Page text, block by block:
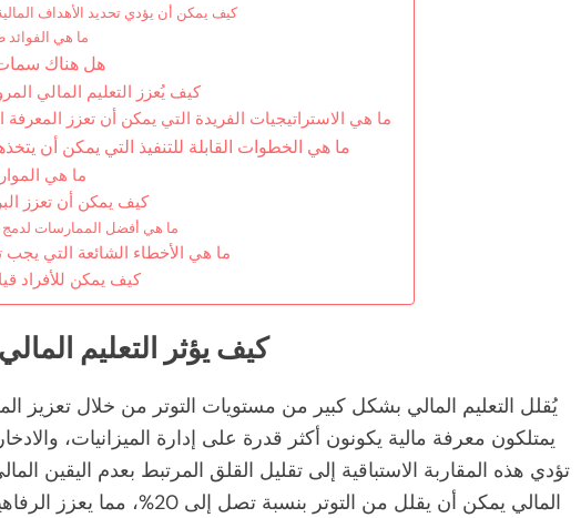
كيف يمكن أن يؤدي تحديد الأهداف
ما هي الفوائد
هل هناك سمات
كيف يُعزز التعليم المالي
ما هي الاستراتيجيات الفريدة التي يمكن أن تعزز
ما هي الخطوات القابلة للتنفيذ التي يمكن أن
ما هي
كيف يمكن أن تعزز
ما هي أفضل الممارسات لدمج
ما هي الأخطاء الشائعة التي يجب
كيف يمكن للأفراد
كيف يؤثر التعليم
يُقلل التعليم المالي بشكل كبير من مستويات التوتر من خلال تعزيز
يمتلكون معرفة مالية يكونون أكثر قدرة على إدارة الميزانيات،
تؤدي هذه المقاربة الاستباقية إلى تقليل القلق المرتبط بعدم اليقين
المالي يمكن أن يقلل من التوتر